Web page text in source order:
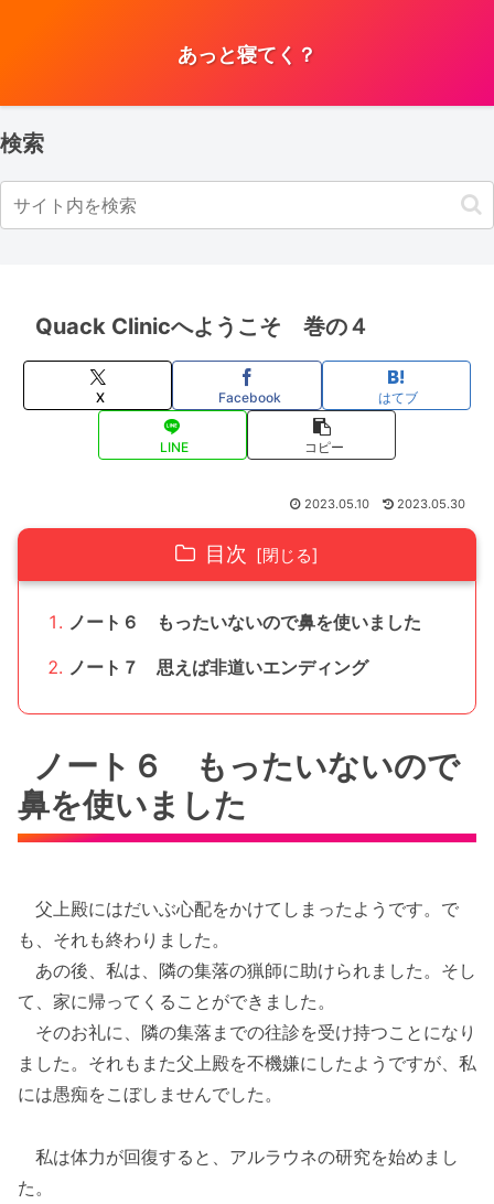
あっと寝てく？
検索
Quack Clinicへようこそ 巻の４
X Facebook はてブ
LINE コピー
2023.05.10 2023.05.30
目次
ノート６ もったいないので鼻を使いました
ノート７ 思えば非道いエンディング
ノート６ もったいないので
鼻を使いました
父上殿にはだいぶ心配をかけてしまったようです。で
も、それも終わりました。
あの後、私は、隣の集落の猟師に助けられました。そし
て、家に帰ってくることができました。
そのお礼に、隣の集落までの往診を受け持つことになり
ました。それもまた父上殿を不機嫌にしたようですが、私
には愚痴をこぼしませんでした。
私は体力が回復すると、アルラウネの研究を始めまし
た。